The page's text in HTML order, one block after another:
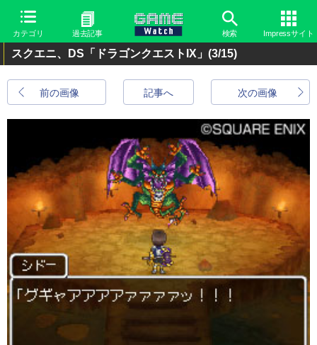
カテゴリ 過去記事 検索 Impressサイト
スクエニ、DS「ドラゴンクエストIX」 (3/15)
前の画像 次の画像
記事へ